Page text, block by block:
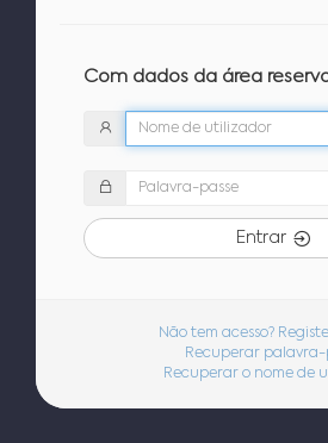
Com dados da área
Entrar
Não tem acesso?
Recuperar palavra-
Recuperar o nome de